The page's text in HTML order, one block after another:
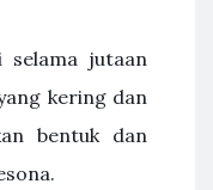
selama jutaan
kering dan
bentuk dan